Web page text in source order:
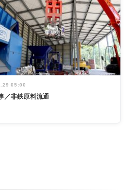
05:00
／非鉄原料流通